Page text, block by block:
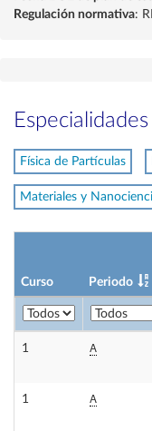
Regulación normativa:
Especialidades
Física de Partículas
Materiales y
Curso Periodo
1 A
1 A